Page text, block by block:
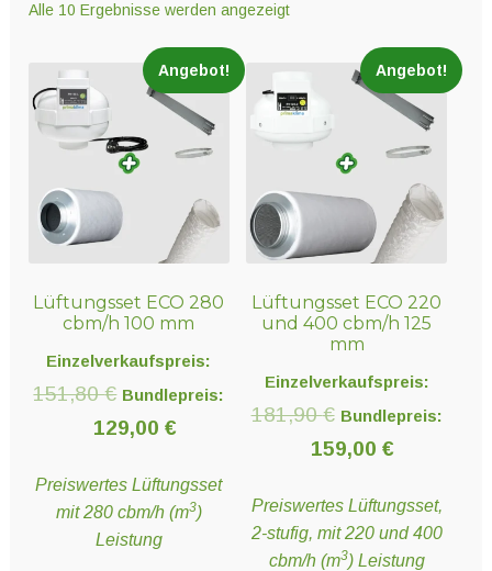
öffnen
Hydro- und Aeroponiksyteme
öffnen
Nährstoffe
Erden und Substrate
Töpfe und Pflanzbehälter
Pflanzenschutz und Biozide
öffnen
Alle 10 Ergebnisse werden angezeigt
Lüftungsset ECO 280
cbm/h 100 mm
Angebot!
Einzelverkaufspreis:
151,80€ Ursprünglicher
Preis
151,80 €
Bundlepreis:
129,00€Aktueller
ist:
129,00 €.
Preiswertes Lüftungsset
mit 280 cbm/h (m3)
Leistung
Lüftungsset ECO 220
und 400 cbm/h 125
mm
Angebot!
Einzelverkaufspreis:
181,90€ Ursprünglicher
Preis
181,90 €
Bundlepreis:
159,00€Aktueller
ist:
159,00 €.
Preiswertes Lüftungsset,
2-stufig, mit 220 und 400
cbm/h (m3) Leistung